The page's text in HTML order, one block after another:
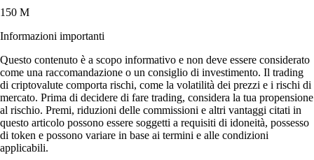
150 M
Informazioni importanti
Questo contenuto è a scopo informativo e non deve essere considerato
come una raccomandazione o un consiglio di investimento. Il trading
di criptovalute comporta rischi, come la volatilità dei prezzi e i rischi di
mercato. Prima di decidere di fare trading, considera la tua propensione
al rischio. Premi, riduzioni delle commissioni e altri vantaggi citati in
questo articolo possono essere soggetti a requisiti di idoneità, possesso
di token e possono variare in base ai termini e alle condizioni
applicabili.